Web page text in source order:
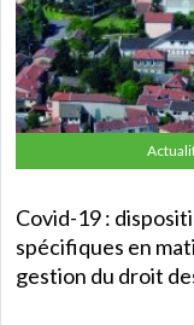
Covid-19 :
spécifiques en
gestion du droit